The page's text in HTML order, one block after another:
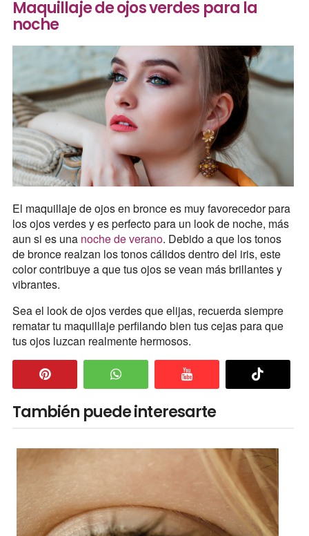
Maquillaje de ojos verdes para la
noche
El maquillaje de ojos en bronce es muy favorecedor para
los ojos verdes y es perfecto para un look de noche, más
aun si es una noche de verano. Debido a que los tonos
de bronce realzan los tonos cálidos dentro del iris, este
color contribuye a que tus ojos se vean más brillantes y
vibrantes.
Sea el look de ojos verdes que elijas, recuerda siempre
rematar tu maquillaje perfilando bien tus cejas para que
tus ojos luzcan realmente hermosos.
También puede interesarte